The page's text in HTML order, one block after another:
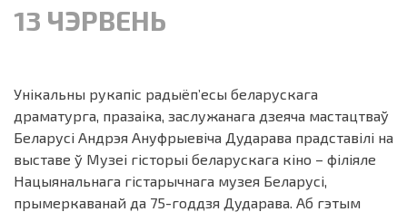
13 ЧЭРВЕНЬ
Унікальны рукапіс радыёп’есы беларускага
драматурга, празаіка, заслужанага дзеяча мастацтваў
Беларусі Андрэя Ануфрыевіча Дударава прадставілі на
выставе ў Музеі гісторыі беларускага кіно – філіяле
Нацыянальнага гістарычнага музея Беларусі,
прымеркаванай да 75-годдзя Дударава. Аб гэтым